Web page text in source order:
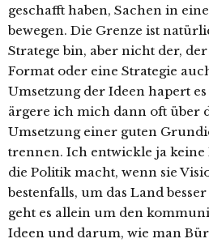
geschafft haben, Sachen in
bewegen. Die Grenze ist
Stratege bin, aber nicht der,
Format oder eine Strategie
Umsetzung der Ideen hapert
ärgere ich mich dann oft über
Umsetzung einer guten
trennen. Ich entwickle ja
die Politik macht, wenn sie
bestenfalls, um das Land
geht es allein um den
Ideen und darum, wie man